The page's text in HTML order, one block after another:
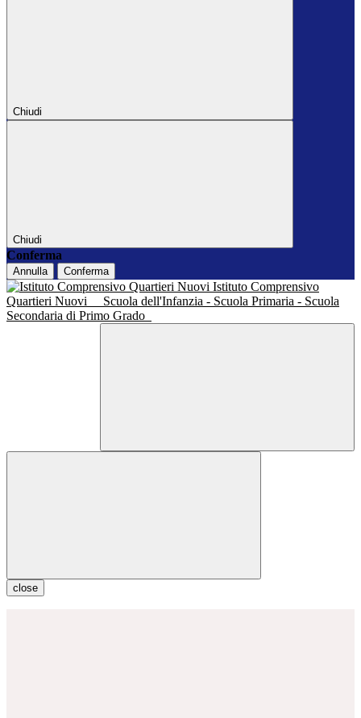
Chiudi
Chiudi
Conferma
Annulla Conferma
Istituto Comprensivo
Quartieri Nuovi
Scuola dell'Infanzia - Scuola Primaria - Scuola
Secondaria di Primo Grado
close